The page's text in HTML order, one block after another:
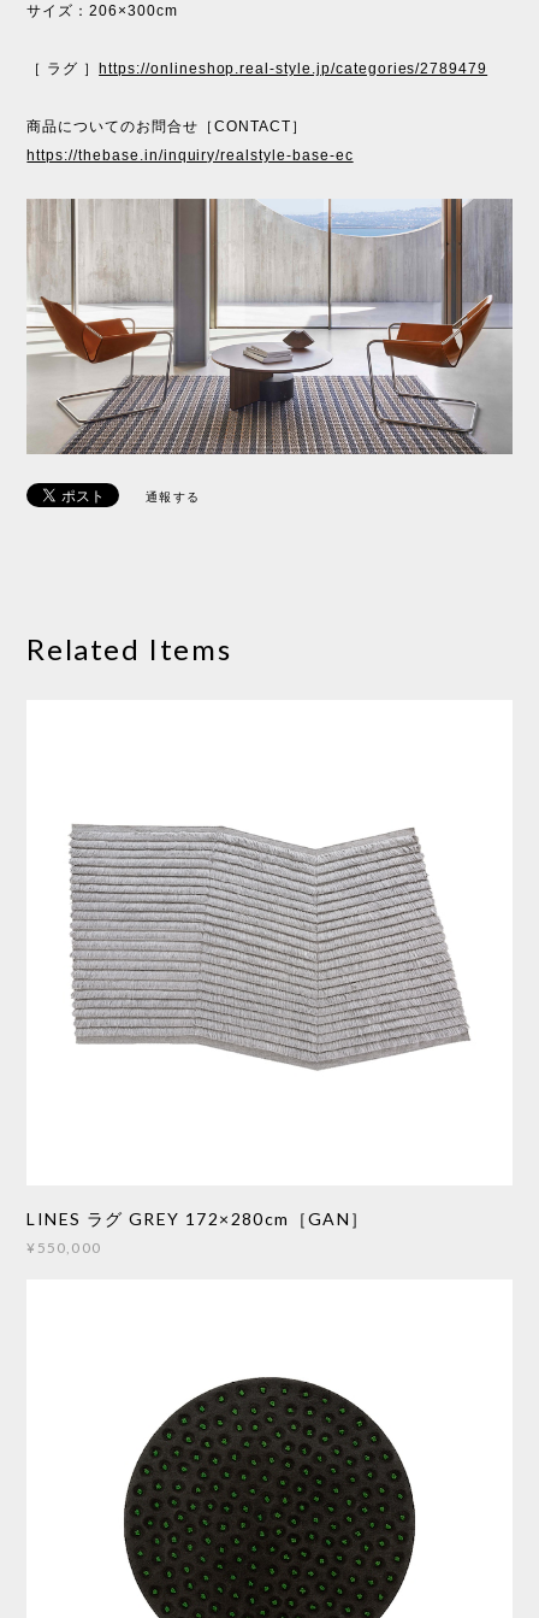
サイズ：206×300cm
［ ラグ ］https://onlineshop.real-style.jp/categories/2789479
商品についてのお問合せ［CONTACT］
https://thebase.in/inquiry/realstyle-base-ec
通報する
Related Items
LINES ラグ GREY 172×280cm［GAN］
¥550,000